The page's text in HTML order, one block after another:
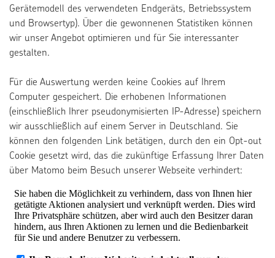
Gerätemodell des verwendeten Endgeräts, Betriebssystem
und Browsertyp). Über die gewonnenen Statistiken können
wir unser Angebot optimieren und für Sie interessanter
gestalten.
Für die Auswertung werden keine Cookies auf Ihrem
Computer gespeichert. Die erhobenen Informationen
(einschließlich Ihrer pseudonymisierten IP-Adresse) speichern
wir ausschließlich auf einem Server in Deutschland. Sie
können den folgenden Link betätigen, durch den ein Opt-out
Cookie gesetzt wird, das die zukünftige Erfassung Ihrer Daten
über Matomo beim Besuch unserer Webseite verhindert: